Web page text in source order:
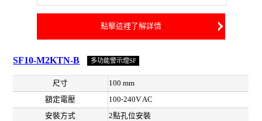
點擊這裡了解詳情
SF10-M2KTN-B 多功能警示燈SF
尺寸
100 mm
額定電壓
100-240V AC
安裝方式
2點孔位安裝